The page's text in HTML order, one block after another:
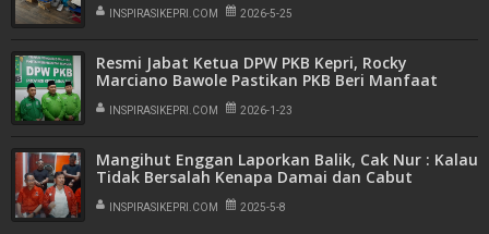
INSPIRASIKEPRI.COM 2026-5-25
Resmi Jabat Ketua DPW PKB Kepri, Rocky
Marciano Bawole Pastikan PKB Beri Manfaat
Nyata Bagi Masyarakat
INSPIRASIKEPRI.COM 2026-1-23
Mangihut Enggan Laporkan Balik, Cak Nur : Kalau
Tidak Bersalah Kenapa Damai dan Cabut
INSPIRASIKEPRI.COM 2025-5-8